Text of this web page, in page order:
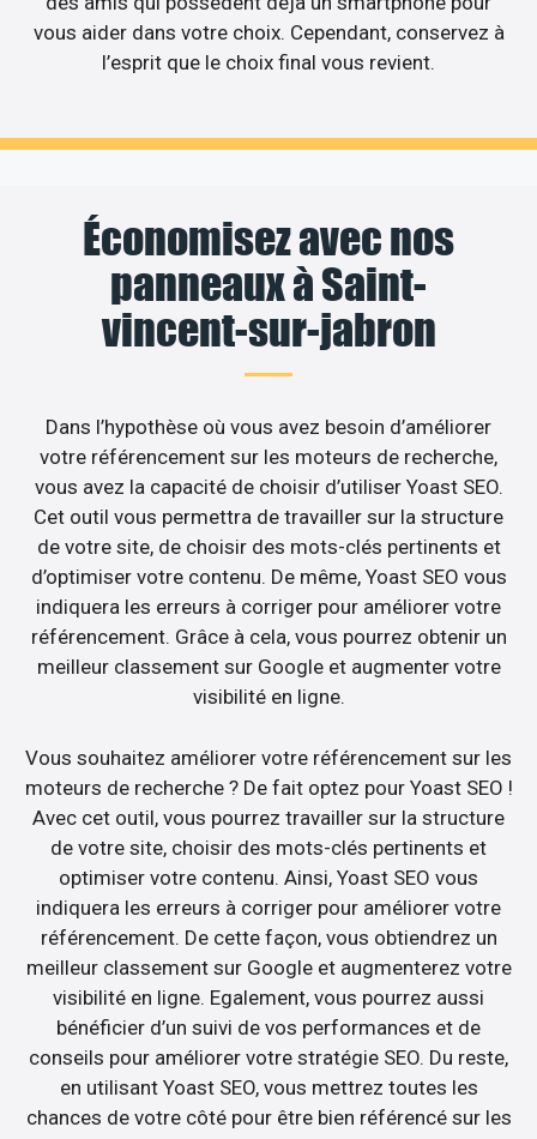
vous aider dans votre choix. Cependant, conservez à
l’esprit que le choix final vous revient.
Économisez avec nos
panneaux à Saint-
vincent-sur-jabron
Dans l’hypothèse où vous avez besoin d’améliorer
votre référencement sur les moteurs de recherche,
vous avez la capacité de choisir d’utiliser Yoast SEO.
Cet outil vous permettra de travailler sur la structure
de votre site, de choisir des mots-clés pertinents et
d’optimiser votre contenu. De même, Yoast SEO vous
indiquera les erreurs à corriger pour améliorer votre
référencement. Grâce à cela, vous pourrez obtenir un
meilleur classement sur Google et augmenter votre
visibilité en ligne.
Vous souhaitez améliorer votre référencement sur les
moteurs de recherche ? De fait optez pour Yoast SEO !
Avec cet outil, vous pourrez travailler sur la structure
de votre site, choisir des mots-clés pertinents et
optimiser votre contenu. Ainsi, Yoast SEO vous
indiquera les erreurs à corriger pour améliorer votre
référencement. De cette façon, vous obtiendrez un
meilleur classement sur Google et augmenterez votre
visibilité en ligne. Egalement, vous pourrez aussi
bénéficier d’un suivi de vos performances et de
conseils pour améliorer votre stratégie SEO. Du reste,
en utilisant Yoast SEO, vous mettrez toutes les
chances de votre côté pour être bien référencé sur les